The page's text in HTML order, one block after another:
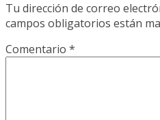
Tu dirección de correo
campos obligatorios están
Comentario *